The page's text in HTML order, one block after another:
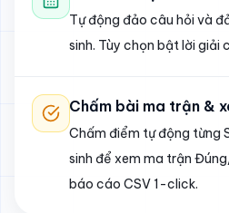
Tự động đảo câu hỏi và
sinh. Tùy chọn bật lời giải
Chấm bài ma trận &
Chấm điểm tự động từng
sinh để xem ma trận
báo cáo CSV 1-click.